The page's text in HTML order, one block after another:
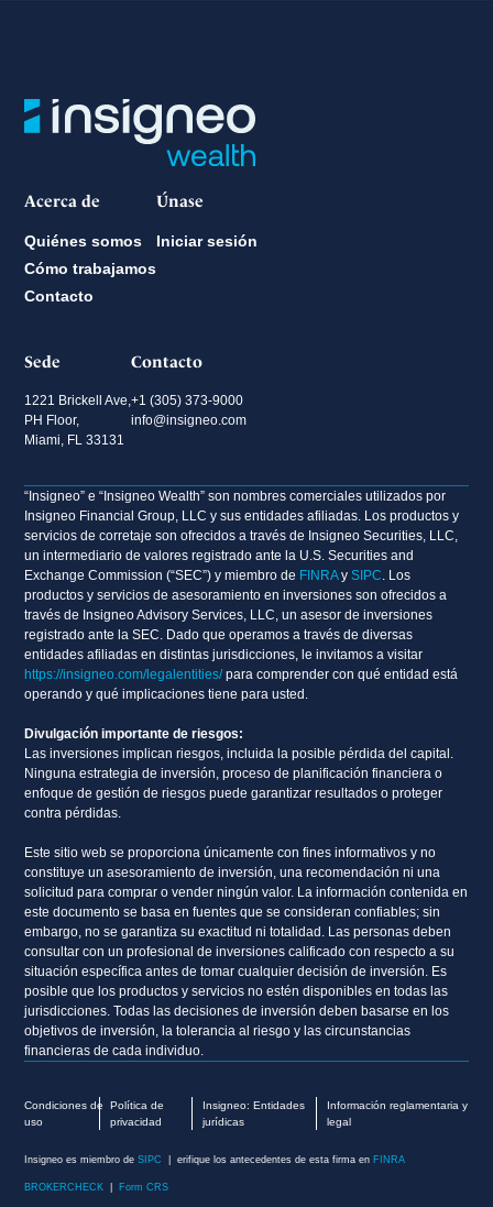
Acerca de
Quiénes somos
Cómo trabajamos
Contacto
Únase
Iniciar sesión
Sede
1221 Brickell Ave,
PH Floor,
Miami, FL 33131
Contacto
+1 (305) 373-9000
info@insigneo.com
“Insigneo” e “Insigneo Wealth” son nombres comerciales utilizados por
Insigneo Financial Group, LLC y sus entidades afiliadas. Los productos y
servicios de corretaje son ofrecidos a través de Insigneo Securities, LLC,
un intermediario de valores registrado ante la U.S. Securities and
Exchange Commission (“SEC”) y miembro de FINRAySIPC . Los
productos y servicios de asesoramiento en inversiones son ofrecidos a
través de Insigneo Advisory Services, LLC, un asesor de inversiones
registrado ante la SEC. Dado que operamos a través de diversas
entidades afiliadas en distintas jurisdicciones, le invitamos a visitar
https://insigneo.com/legalentities/para comprender con qué entidad está
operando y qué implicaciones tiene para usted.
Divulgación importante de riesgos:
Las inversiones implican riesgos, incluida la posible pérdida del capital.
Ninguna estrategia de inversión, proceso de planificación financiera o
enfoque de gestión de riesgos puede garantizar resultados o proteger
contra pérdidas.
Este sitio web se proporciona únicamente con fines informativos y no
constituye un asesoramiento de inversión, una recomendación ni una
solicitud para comprar o vender ningún valor. La información contenida en
este documento se basa en fuentes que se consideran confiables; sin
embargo, no se garantiza su exactitud ni totalidad. Las personas deben
consultar con un profesional de inversiones calificado con respecto a su
situación específica antes de tomar cualquier decisión de inversión. Es
posible que los productos y servicios no estén disponibles en todas las
jurisdicciones. Todas las decisiones de inversión deben basarse en los
objetivos de inversión, la tolerancia al riesgo y las circunstancias
financieras de cada individuo.
Condiciones de
uso
Política de
privacidad
Insigneo: Entidades
jurídicas
Información reglamentaria y
legal
Insigneo es miembro deSIPC | erifique los antecedentes de esta firma en FINRA
BROKERCHECK Form CRS